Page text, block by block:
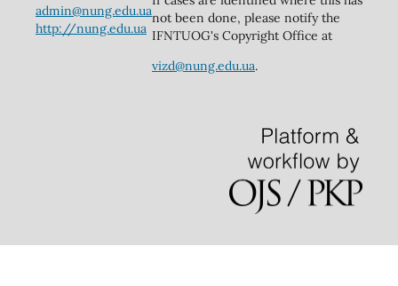
admin@nung.edu.ua
http://nung.edu.ua
not been done, please notify the
IFNTUOG's Copyright Office at
vizd@nung.edu.ua.